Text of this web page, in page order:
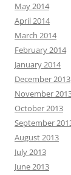
May 2014
April 2014
March 2014
February 2014
January 2014
December 2013
November
October 2013
September
August 2013
July 2013
June 2013